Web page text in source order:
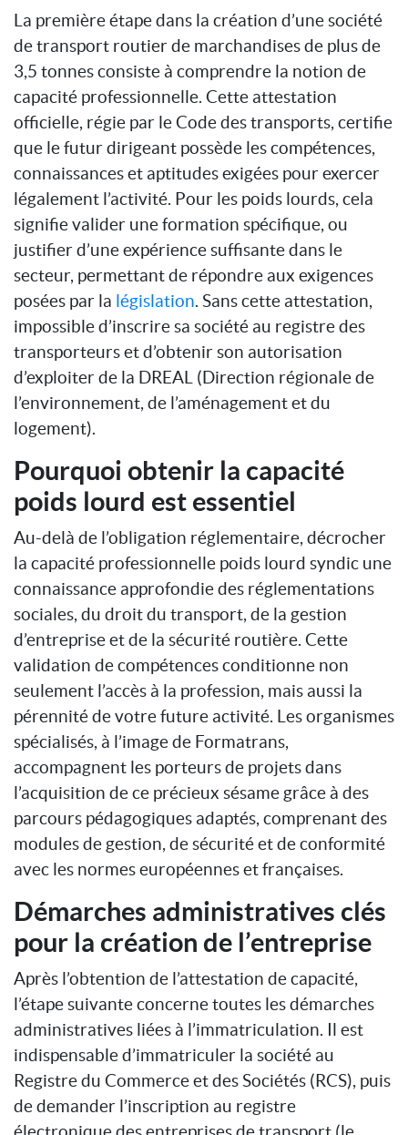
La première étape dans la création d’une société
de transport routier de marchandises de plus de
3,5 tonnes consiste à comprendre la notion de
capacité professionnelle. Cette attestation
officielle, régie par le Code des transports, certifie
que le futur dirigeant possède les compétences,
connaissances et aptitudes exigées pour exercer
légalement l’activité. Pour les poids lourds, cela
signifie valider une formation spécifique, ou
justifier d’une expérience suffisante dans le
secteur, permettant de répondre aux exigences
posées par la législation. Sans cette attestation,
impossible d’inscrire sa société au registre des
transporteurs et d’obtenir son autorisation
d’exploiter de la DREAL (Direction régionale de
l’environnement, de l’aménagement et du
logement).
Pourquoi obtenir la capacité
poids lourd est essentiel
Au-delà de l’obligation réglementaire, décrocher
la capacité professionnelle poids lourd syndic une
connaissance approfondie des réglementations
sociales, du droit du transport, de la gestion
d’entreprise et de la sécurité routière. Cette
validation de compétences conditionne non
seulement l’accès à la profession, mais aussi la
pérennité de votre future activité. Les organismes
spécialisés, à l’image de Formatrans,
accompagnent les porteurs de projets dans
l’acquisition de ce précieux sésame grâce à des
parcours pédagogiques adaptés, comprenant des
modules de gestion, de sécurité et de conformité
avec les normes européennes et françaises.
Démarches administratives clés
pour la création de l’entreprise
Après l’obtention de l’attestation de capacité,
l’étape suivante concerne toutes les démarches
administratives liées à l’immatriculation. Il est
indispensable d’immatriculer la société au
Registre du Commerce et des Sociétés (RCS), puis
de demander l’inscription au registre